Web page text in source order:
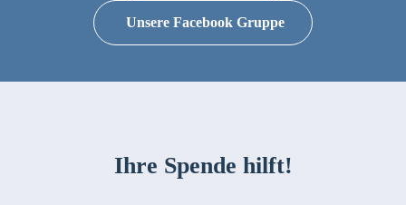
Unsere Facebook Gruppe
Ihre Spende hilft!